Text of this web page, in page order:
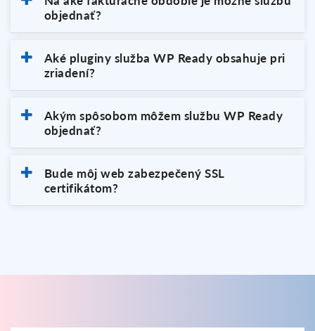
objednať?
Aké pluginy služba WP Ready obsahuje pri
zriadení?
Akým spôsobom môžem službu WP Ready
objednať?
Bude môj web zabezpečený SSL
certifikátom?